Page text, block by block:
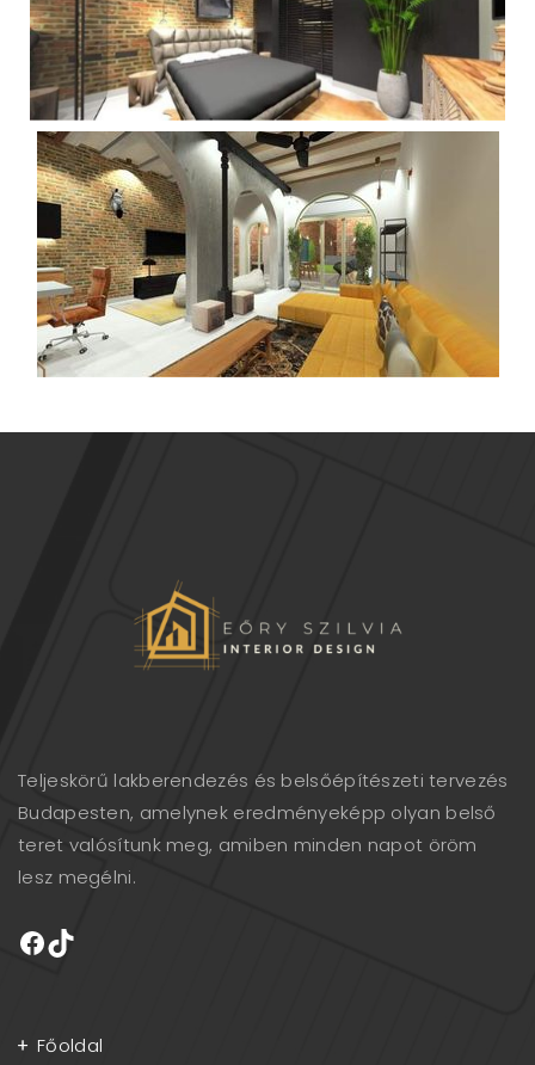
Teljeskörű lakberendezés és belsőépítészeti tervezés
Budapesten, amelynek eredményeképp olyan belső
teret valósítunk meg, amiben minden napot öröm
lesz megélni.
Főoldal